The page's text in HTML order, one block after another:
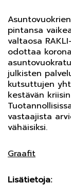
pintansa
valtaosa
odottaa
julkisten
kutsuttujen
kestävän
vastaajista
vähäisiksi.
Graafit
Lisätietoja: